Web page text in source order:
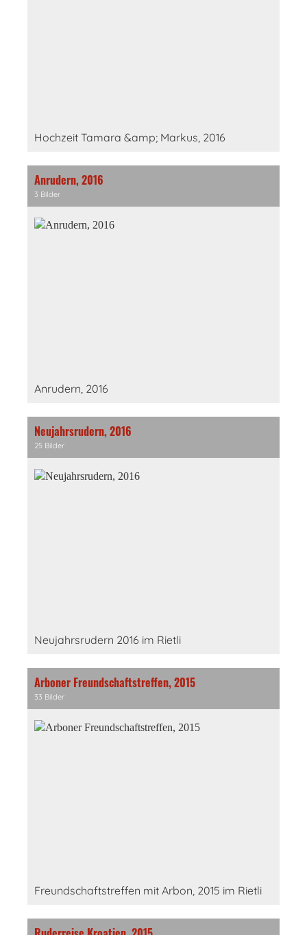
Hochzeit Tamara &amp; Markus, 2016
Anrudern, 2016
3 Bilder
Anrudern, 2016
Neujahrsrudern, 2016
25 Bilder
Neujahrsrudern 2016 im Rietli
Arboner Freundschaftstreffen, 2015
33 Bilder
Freundschaftstreffen mit Arbon, 2015 im Rietli